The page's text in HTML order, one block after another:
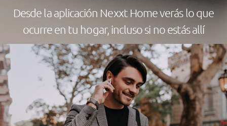
Desde la aplicación Nexxt Home verás lo que
ocurre en tu hogar, incluso si no estás allí